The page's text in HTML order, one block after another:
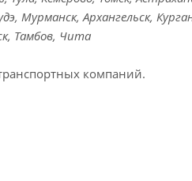
Мурманск, Архангельск,
Тамбов, Чита
компаний.